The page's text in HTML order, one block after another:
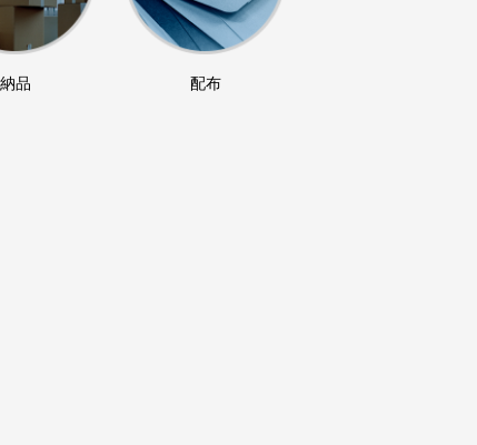
納品 配布